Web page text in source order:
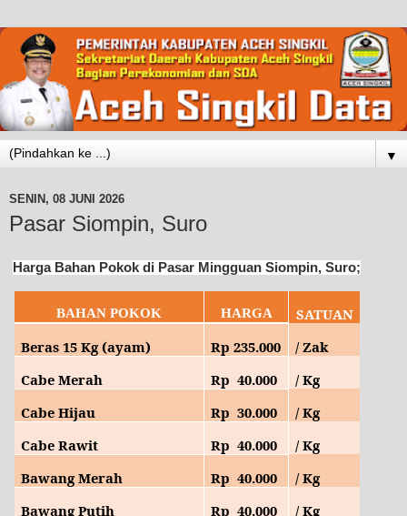
▼
SENIN, 08 JUNI 2026
Pasar Siompin, Suro
Harga Bahan Pokok di Pasar Mingguan Siompin, Suro;
BAHAN POKOK HARGA
SATUAN
Beras 15 Kg (ayam)
Rp 235.000
/ Zak
Cabe Merah
Rp 40.000
/ Kg
Cabe Hijau
Rp 30.000
/ Kg
Cabe Rawit
Rp 40.000
/ Kg
Bawang Merah
Rp 40.000
/ Kg
Bawang Putih
Rp 40.000
/ Kg